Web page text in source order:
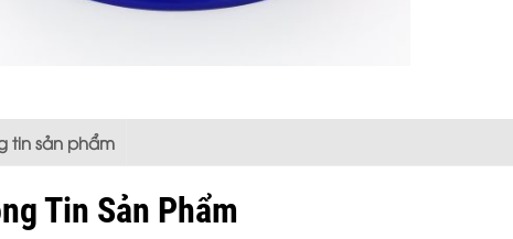
tin sản phẩm
Tin Sản Phẩm